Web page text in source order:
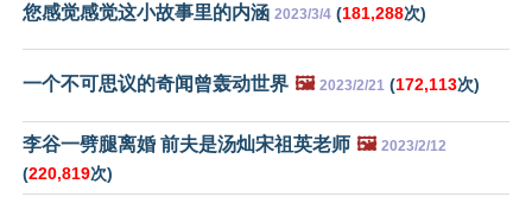
您感觉感觉这小故事里的内涵 2023/3/4 (181,288次)
一个不可思议的奇闻曾轰动世界 🖼️ 2023/2/21 (172,113次)
李谷一劈腿离婚 前夫是汤灿宋祖英老师 🖼️ 2023/2/12
(220,819次)